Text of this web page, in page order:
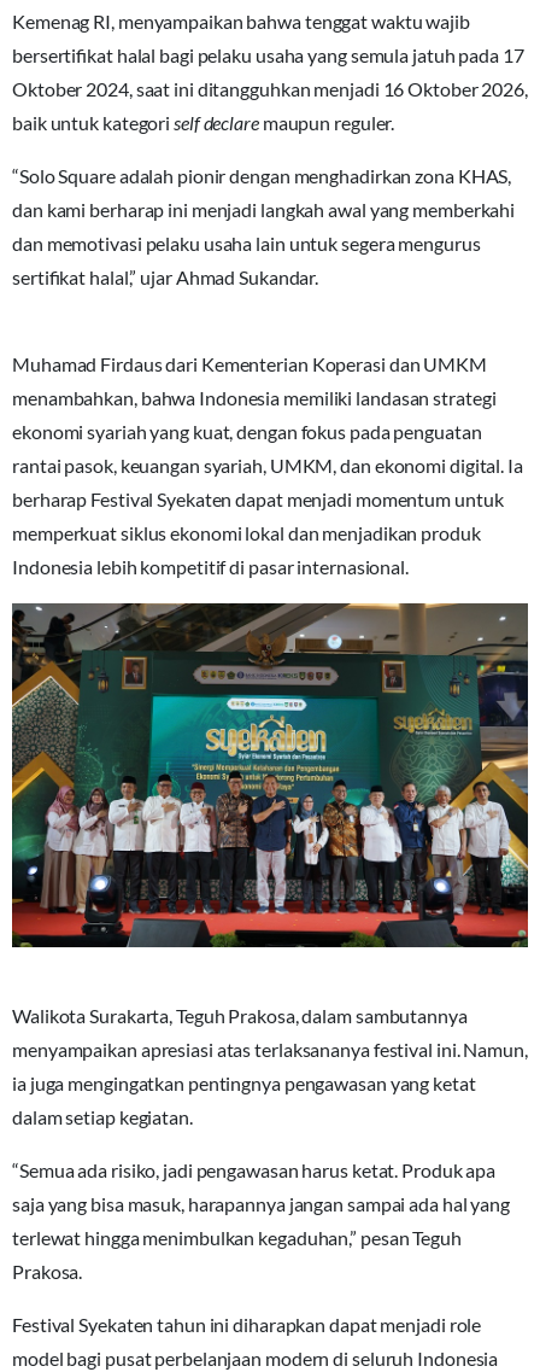
Kemenag RI, menyampaikan bahwa tenggat waktu wajib
bersertifikat halal bagi pelaku usaha yang semula jatuh pada 17
Oktober 2024, saat ini ditangguhkan menjadi 16 Oktober 2026,
baik untuk kategori self declaremaupun reguler.
“Solo Square adalah pionir dengan menghadirkan zona KHAS,
dan kami berharap ini menjadi langkah awal yang memberkahi
dan memotivasi pelaku usaha lain untuk segera mengurus
sertifikat halal,” ujar Ahmad Sukandar.
Muhamad Firdaus dari Kementerian Koperasi dan UMKM
menambahkan, bahwa Indonesia memiliki landasan strategi
ekonomi syariah yang kuat, dengan fokus pada penguatan
rantai pasok, keuangan syariah, UMKM, dan ekonomi digital. Ia
berharap Festival Syekaten dapat menjadi momentum untuk
memperkuat siklus ekonomi lokal dan menjadikan produk
Indonesia lebih kompetitif di pasar internasional.
Walikota Surakarta, Teguh Prakosa, dalam sambutannya
menyampaikan apresiasi atas terlaksananya festival ini. Namun,
ia juga mengingatkan pentingnya pengawasan yang ketat
dalam setiap kegiatan.
“Semua ada risiko, jadi pengawasan harus ketat. Produk apa
saja yang bisa masuk, harapannya jangan sampai ada hal yang
terlewat hingga menimbulkan kegaduhan,” pesan Teguh
Prakosa.
Festival Syekaten tahun ini diharapkan dapat menjadi role
model bagi pusat perbelanjaan modern di seluruh Indonesia